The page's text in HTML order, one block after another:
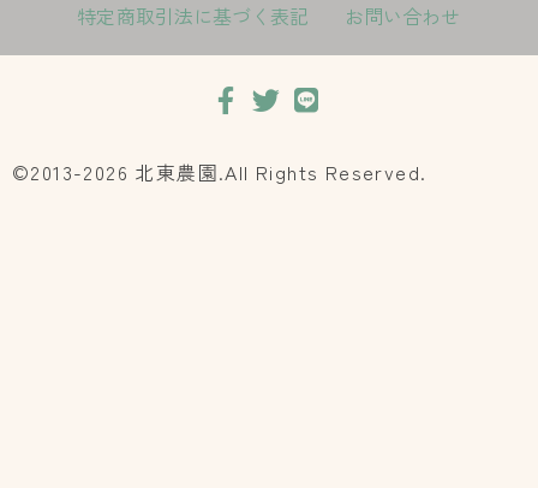
特定商取引法に基づく表記
お問い合わせ
©2013-2026 北東農園.All Rights Reserved.